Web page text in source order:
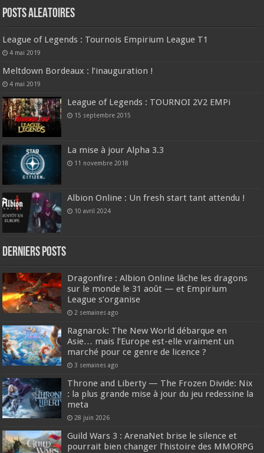
Posts ALEATOIRES
League of Legends : Tournois Empirium League T1
4 mai 2019
Meltdown Bordeaux : l’inauguration !
4 mai 2019
League of Legends : TOURNOI 2V2 EMPi
15 septembre 2015
La mise à jour Alpha 3.3
11 novembre 2018
Albion Online : Un fresh start tant attendu !
10 avril 2024
DERNIERS Posts
Dragonfire : Albion Online lâche les dragons
sur le monde le 31 août — et Empirium
League s’organise
2 semaines ago
Ragnarok: The New World débarque en
Asie… mais l’Europe est-elle vraiment un
marché pour ce genre de licence ?
3 semaines ago
Throne and Liberty — The Frozen Divide: Nix
: la plus grande mise à jour du jeu redessine la
meta
28 juin 2026
Guild Wars 3 : ArenaNet brise le silence et
pourrait bien changer l’histoire des MMORPG